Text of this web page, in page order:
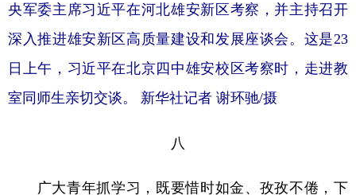
央军委主席习近平在河北雄安新区考察，并主持召开
深入推进雄安新区高质量建设和发展座谈会。这是23
日上午，习近平在北京四中雄安校区考察时，走进教
室同师生亲切交谈。 新华社记者 谢环驰/摄
八
广大青年抓学习，既要惜时如金、孜孜不倦，下